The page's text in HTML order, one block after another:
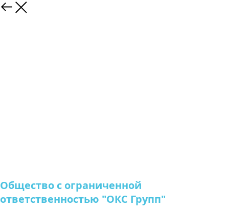
Общество с ограниченной
ответственностью "ОКС Групп"